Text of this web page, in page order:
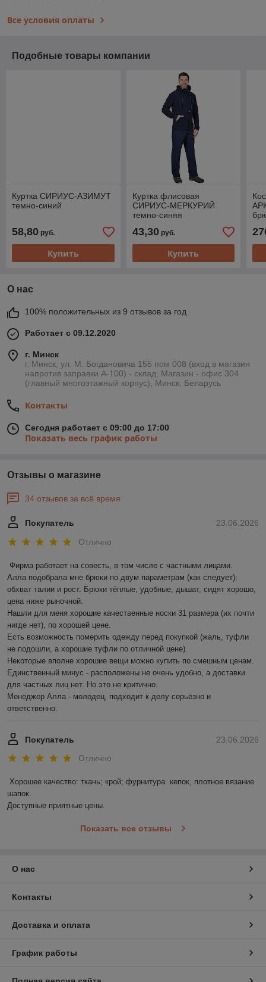
Все условия оплаты
Подобные товары компании
Куртка СИРИУС-АЗИМУТ
темно-синий
58,80 руб.
Купить
Куртка флисовая
СИРИУС-МЕРКУРИЙ
темно-синяя
43,30руб.
Купить
О нас
100% положительных из 9 отзывов за год
Работает с 09.12.2020
г. Минск
г. Минск, ул. М. Богдановича 155 пом 008 (вход в магазин
напротив заправки А-100) - склад, Магазин - офис 304
(главный многоэтажный корпус), Минск, Беларусь
Контакты
Сегодня работает с 09:00 до 17:00
Показать весь график работы
Отзывы о магазине
34 отзывов за всё время
23.06.2026
Покупатель
Отлично
Фирма работает на совесть, в том числе с частными лицами.
Алла подобрала мне брюки по двум параметрам (как следует):
обхват талии и рост. Брюки тёплые, удобные, дышат, сидят хорошо,
цена ниже рыночной.
Нашли для меня хорошие качественные носки 31 размера (их почти
нигде нет), по хорошей цене.
Есть возможность померить одежду перед покупкой (жаль, туфли
не подошли, а хорошие туфли по отличной цене).
Некоторые вполне хорошие вещи можно купить по смешным ценам.
Единственный минус - расположены не очень удобно, а доставки
для частных лиц нет. Но это не критично.
Менеджер Алла - молодец, подходит к делу серьёзно и
ответственно.
23.06.2026
Покупатель
Отлично
Хорошее качество: ткань; крой; фурнитура  кепок, плотное вязание
шапок.
Доступные приятные цены.
Показать все отзывы
О нас
Контакты
Доставка и оплата
График работы